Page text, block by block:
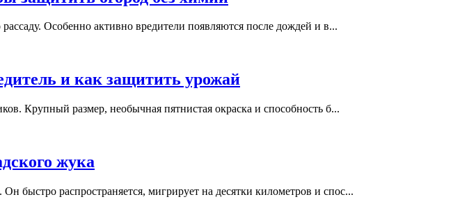
Особенно активно вредители появляются после дождей и в...
и как защитить урожай
Крупный размер, необычная пятнистая окраска и способность б...
жука
быстро распространяется, мигрирует на десятки километров и спос...